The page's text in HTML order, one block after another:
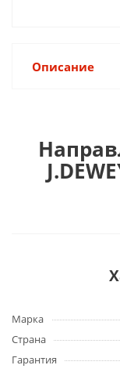
Описание
Марка
Страна
Гарантия